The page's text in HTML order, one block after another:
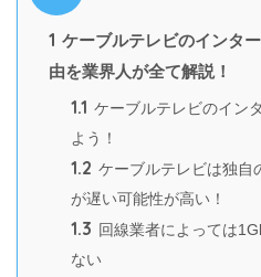
1 ケーブルテレビのインタ
由を業界人が全て解説！
1.1 ケーブルテレビのイン
よう！
1.2 ケーブルテレビは独自
が遅い可能性が高い！
1.3 回線業者によっては
ない